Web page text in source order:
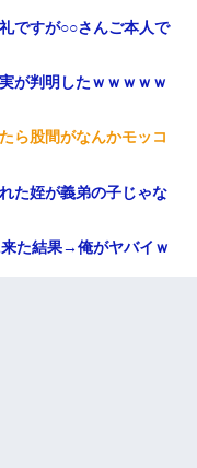
ですが○○さんご本人で
が判明したｗｗｗｗｗ
ら股間がなんかモッコ
た姪が義弟の子じゃな
た結果→俺がヤバイｗ